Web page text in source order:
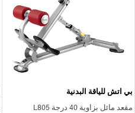
بي اتش للياقة البدنية
مقعد مائل بزاوية 40 درجة L805